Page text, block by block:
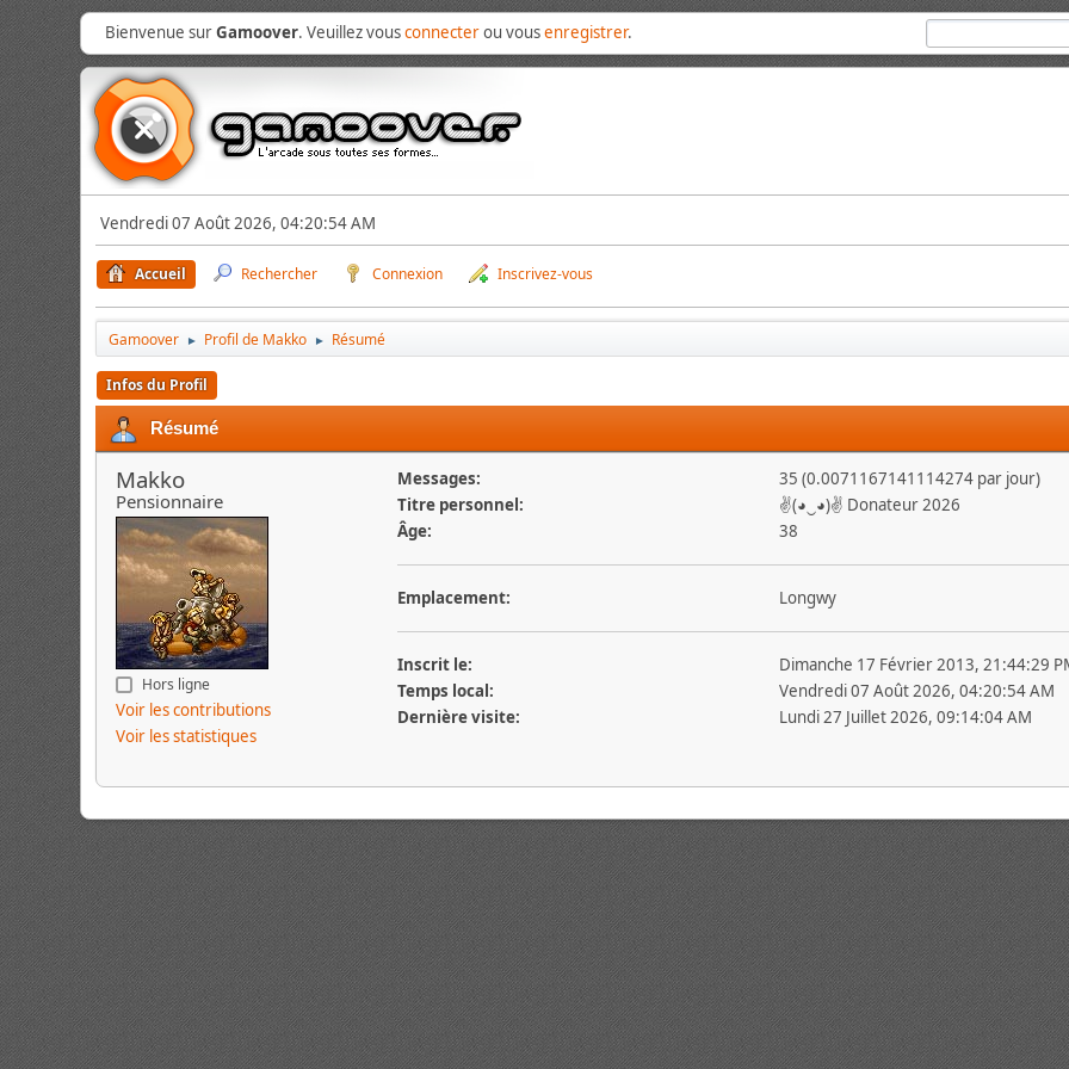
Bienvenue surGamoover. Veuillez vousconnecterou vousenregistrer.
Vendredi 07 Août 2026, 04:20:54 AM
Accueil Rechercher Connexion Inscrivez-vous
Gamoover ► Profil de Makko ► Résumé
Infos du Profil
Résumé
Makko
Pensionnaire
Hors ligne
Voir les contributions
Voir les statistiques
Messages:
35 (0.0071167141114274 par jour)
Titre personnel:
✌(◕‿◕)✌ Donateur 2026
Âge:
38
Emplacement: Longwy
Inscrit le:
Dimanche 17 Février 2013, 21:44:29
Temps local:
Vendredi 07 Août 2026, 04:20:54 AM
Dernière visite:
Lundi 27 Juillet 2026, 09:14:04 AM